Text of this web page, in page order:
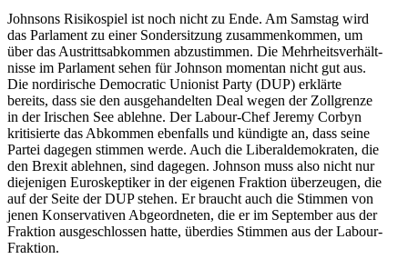
Johnsons Risiko­spiel ist noch nicht zu Ende. Am Samstag wird
das Parlament zu einer Sonder­sitzung zusam­men­kommen, um
über das Austritts­ab­kommen abzustimmen. Die Mehrheits­ver­hält­
nisse im Parlament sehen für Johnson momentan nicht gut aus.
Die nordirische Democratic Unionist Party (DUP) erklärte
bereits, dass sie den ausge­han­delten Deal wegen der Zollgrenze
in der Irischen See ablehne. Der Labour-Chef Jeremy Corbyn
kriti­sierte das Abkommen ebenfalls und kündigte an, dass seine
Partei dagegen stimmen werde. Auch die Liberal­de­mo­kraten, die
den Brexit ablehnen, sind dagegen. Johnson muss also nicht nur
dieje­nigen Euroskep­tiker in der eigenen Fraktion überzeugen, die
auf der Seite der DUP stehen. Er braucht auch die Stimmen von
jenen Konser­va­tiven Abgeord­neten, die er im September aus der
Fraktion ausge­schlossen hatte, überdies Stimmen aus der Labour-
Fraktion.